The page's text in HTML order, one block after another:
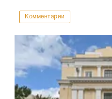
Комментарии